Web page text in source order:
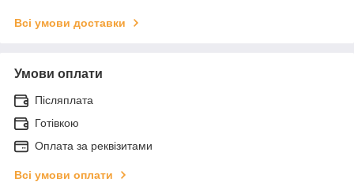
Всі умови доставки
Умови оплати
Післяплата
Готівкою
Оплата за реквізитами
Всі умови оплати